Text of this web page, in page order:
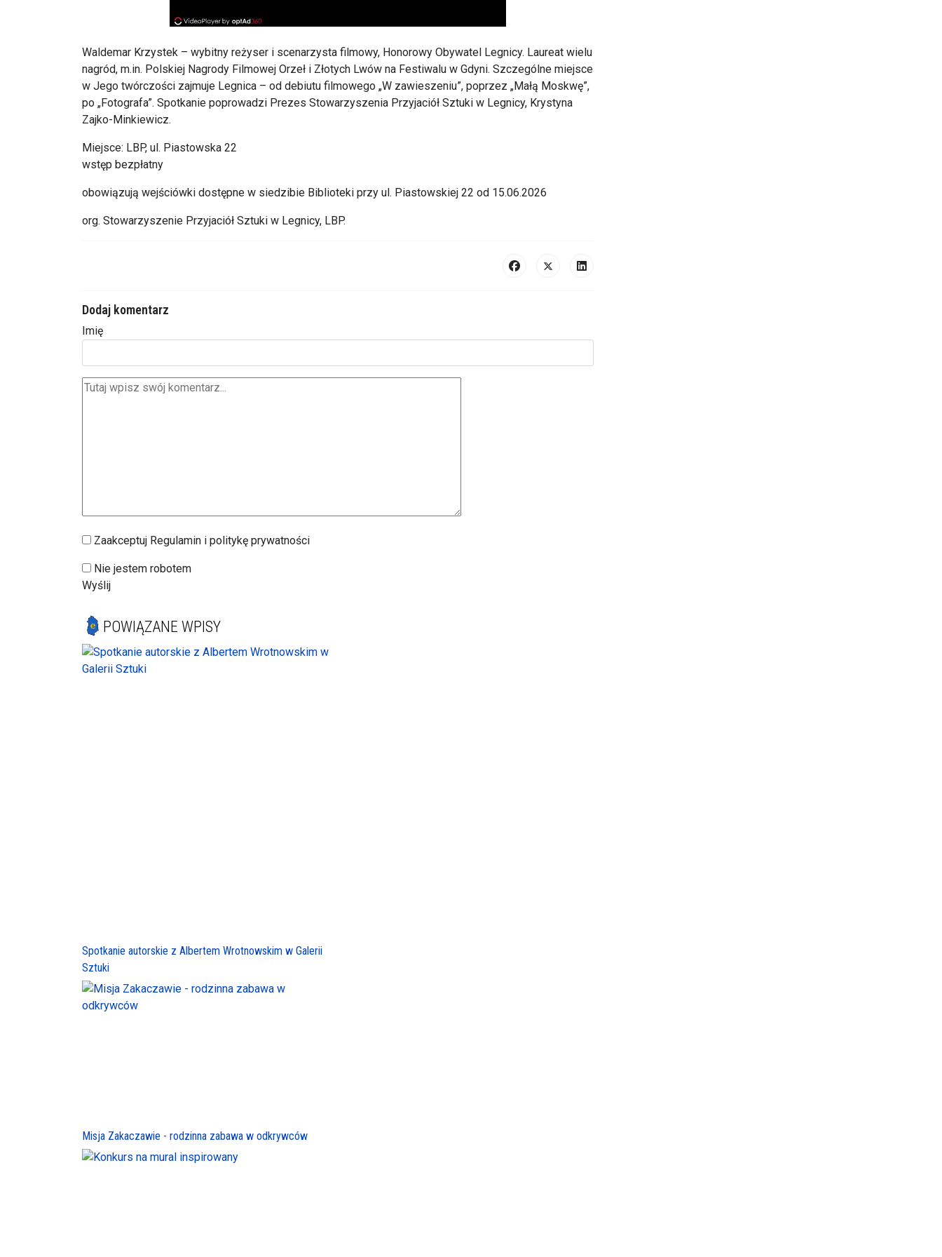
Waldemar Krzystek – wybitny reżyser i scenarzysta filmowy, Honorowy Obywatel Legnicy. Laureat wielu
nagród, m.in. Polskiej Nagrody Filmowej Orzeł i Złotych Lwów na Festiwalu w Gdyni. Szczególne miejsce
w Jego twórczości zajmuje Legnica – od debiutu filmowego „W zawieszeniu”, poprzez „Małą Moskwę”,
po „Fotografa”. Spotkanie poprowadzi Prezes Stowarzyszenia Przyjaciół Sztuki w Legnicy, Krystyna
Zajko-Minkiewicz.
Miejsce: LBP, ul. Piastowska 22
wstęp bezpłatny
obowiązują wejściówki dostępne w siedzibie Biblioteki przy ul. Piastowskiej 22 od 15.06.2026
org. Stowarzyszenie Przyjaciół Sztuki w Legnicy, LBP.
Dodaj komentarz
Imię
Zaakceptuj Regulamin i politykę prywatności
Nie jestem robotem
Wyślij
POWIĄZANE WPISY
Spotkanie autorskie z Albertem Wrotnowskim w Galerii
Sztuki
Misja Zakaczawie - rodzinna zabawa w odkrywców